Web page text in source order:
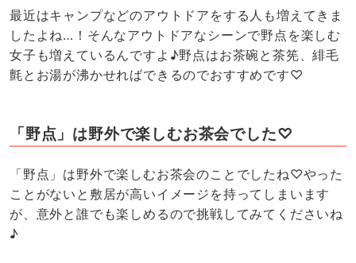
最近はキャンプなどのアウトドアをする人も増えてきま
したよね…！そんなアウトドアなシーンで野点を楽しむ
女子も増えているんですよ♪野点はお茶碗と茶筅、緋毛
氈とお湯が沸かせればできるのでおすすめです♡
「野点」は野外で楽しむお茶会でした♡
「野点」は野外で楽しむお茶会のことでしたね♡やった
ことがないと敷居が高いイメージを持ってしまいます
が、意外と誰でも楽しめるので挑戦してみてくださいね
♪